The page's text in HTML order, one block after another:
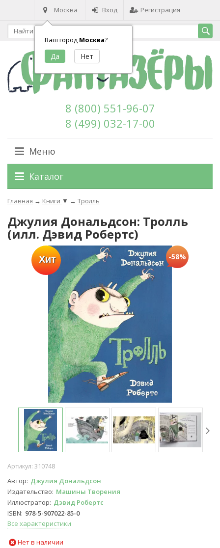
Москва
Ваш город Москва?
Вход Регистрация
8 (800) 551-96-07
8 (499) 032-17-00
Меню
Каталог
Главная → Книги ▼ → Тролль
Джулия Дональдсон: Тролль
(илл. Дэвид Робертс)
Хит -58%
Артикул: 310748
Автор Джулия Дональдсон
Издательство Машины Творения
Иллюстратор Дэвид Робертс
ISBN 978-5-907022-85-0
Все характеристики
Нет в наличии